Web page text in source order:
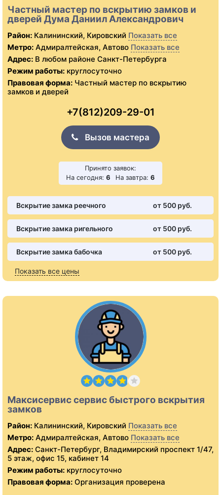
Частный мастер по вскрытию замков и
дверей Дума Даниил Александрович
Район: Калининский, Кировский Показать все
Метро: Адмиралтейская, Автово Показать все
Адрес: В любом районе Санкт-Петербурга
Режим работы: круглосуточно
Правовая форма: Частный мастер по вскрытию
замков и дверей
+7(812)209-29-01
Вызов мастера
Принято заявок:
На сегодня: 6 На завтра: 6
Вскрытие замка реечного от 500 pуб.
Вскрытие замка ригельного от 500 pуб.
Вскрытие замка бабочка от 500 pуб.
Показать все цены
Максисервис сервис быстрого вскрытия
замков
Район: Калининский, Кировский Показать все
Метро: Адмиралтейская, Автово Показать все
Адрес: Санкт-Петербург, Владимирский проспект 1/47,
5 этаж, офис 15, кабинет 14
Режим работы: круглосуточно
Правовая форма: Организация проверена